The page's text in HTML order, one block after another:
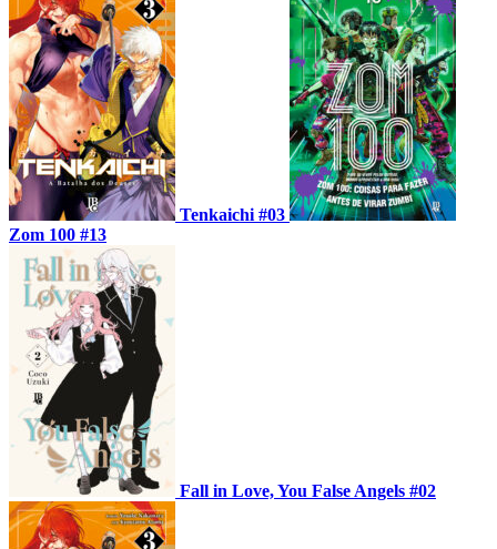
Tenkaichi #03
Zom 100 #13
Fall in Love, You False Angels #02